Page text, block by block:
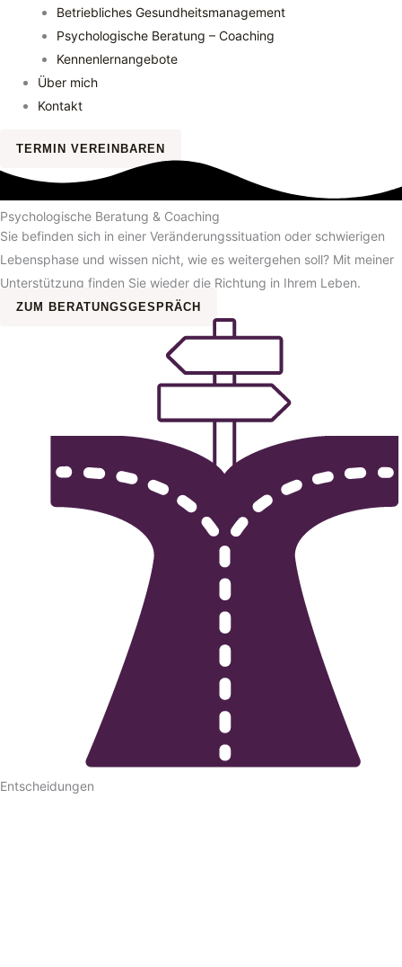
Betriebliches Gesundheitsmanagement
Psychologische Beratung – Coaching
Kennenlernangebote
Über mich
Kontakt
TERMIN VEREINBAREN
Psychologische Beratung & Coaching
Sie befinden sich in einer Veränderungssituation oder schwierigen
Lebensphase und wissen nicht, wie es weitergehen soll? Mit meiner
Unterstützung finden Sie wieder die Richtung in Ihrem Leben.
ZUM BERATUNGSGESPRÄCH
Entschei­dungen